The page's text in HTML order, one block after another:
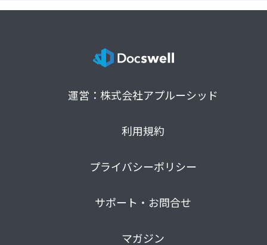
運営：株式会社アプルーシッド
利用規約
プライバシーポリシー
サポート・お問合せ
マガジン